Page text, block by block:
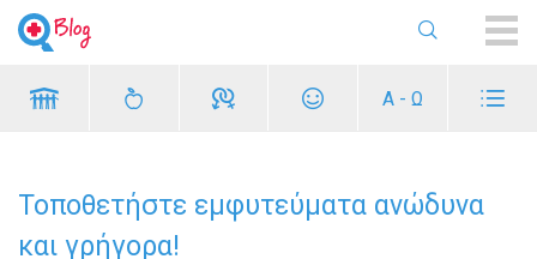
Α - Ω
Τοποθετήστε εμφυτεύματα ανώδυνα
και γρήγορα!